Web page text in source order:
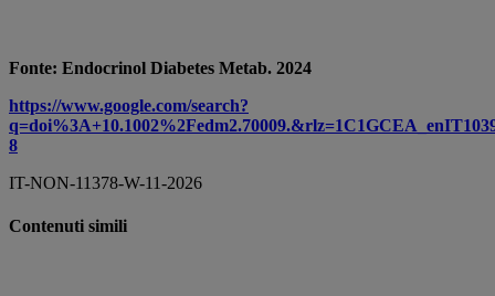
Fonte: Endocrinol Diabetes Metab. 2024
https://www.google.com/search?
8
IT-NON-11378-W-11-2026
Contenuti simili